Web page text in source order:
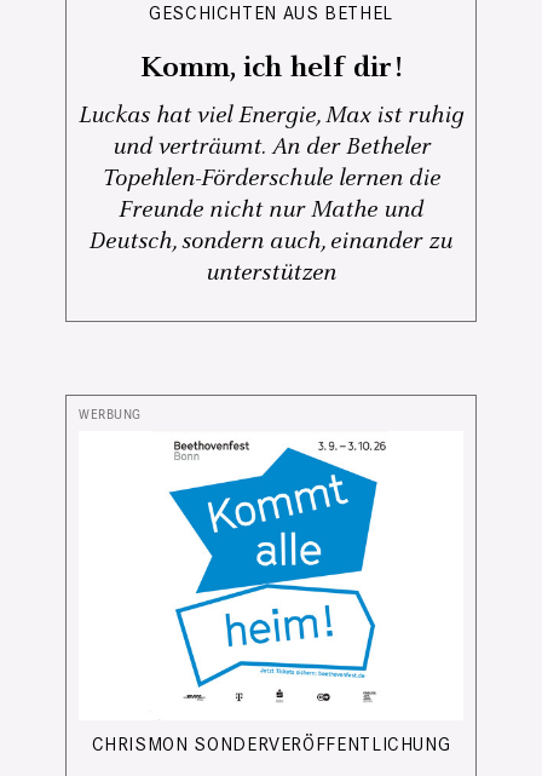
GESCHICHTEN AUS BETHEL
Komm, ich helf dir!
Luckas hat viel Energie, Max ist ruhig
und verträumt. An der Betheler
Topehlen-Förderschule lernen die
Freunde nicht nur Mathe und
Deutsch, sondern auch, einander zu
unterstützen
CHRISMON SONDERVERÖFFENTLICHUNG